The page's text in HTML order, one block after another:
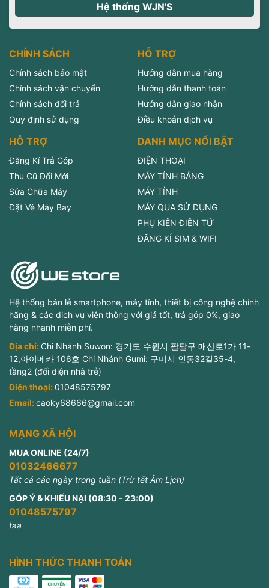
Hệ thống WJN'S
CHÍNH SÁCH
Chính sách bảo mật
Chính sách vận chuyển
Chính sách đổi trả
Quy định sử dụng
HỖ TRỢ
Hướng dẫn mua hàng
Hướng dẫn thanh toán
Hướng dẫn giao nhận
Điều khoản dịch vụ
HỖ TRỢ
Đăng Kí Trả Góp
Thu Cũ Đổi Mới
Sửa Chữa Máy
Đặt Vé Máy Bay
DANH MỤC NỔI BẬT
ĐIỆN THOẠI
MÁY TÍNH BẢNG
MÁY TÍNH
MÁY QUA SỬ DỤNG
PHỤ KIỆN ĐIỆN TỬ
ĐĂNG KÍ SIM & WIFI
Hệ thống bán lẻ smartphone, máy tính, thiết bị công nghệ chính
hãng & các dịch vụ viễn thông với giá tốt, trả góp 0%, giao
hàng nhanh miễn phí.
Địa chỉ: Chi Nhánh Suwon: 경기도 수원시 팔달구 매산로1가 11-
12,아이메카 106호 Chi Nhánh Gumi: 구미시 인동32길35-4,
tầng2 (đối diện nhà trẻ)
Điện thoại:01048575797
Email:caoky68666@gmail.com
MẠNG XÃ HỘI
MUA ONLINE (24/7)
01032466677
Tất cả các ngày trong tuần (Trừ tết Âm Lịch)
GÓP Ý & KHIẾU NẠI (08:30 - 23:00)
01048575797
taa
HÌNH THỨC THANH TOÁN